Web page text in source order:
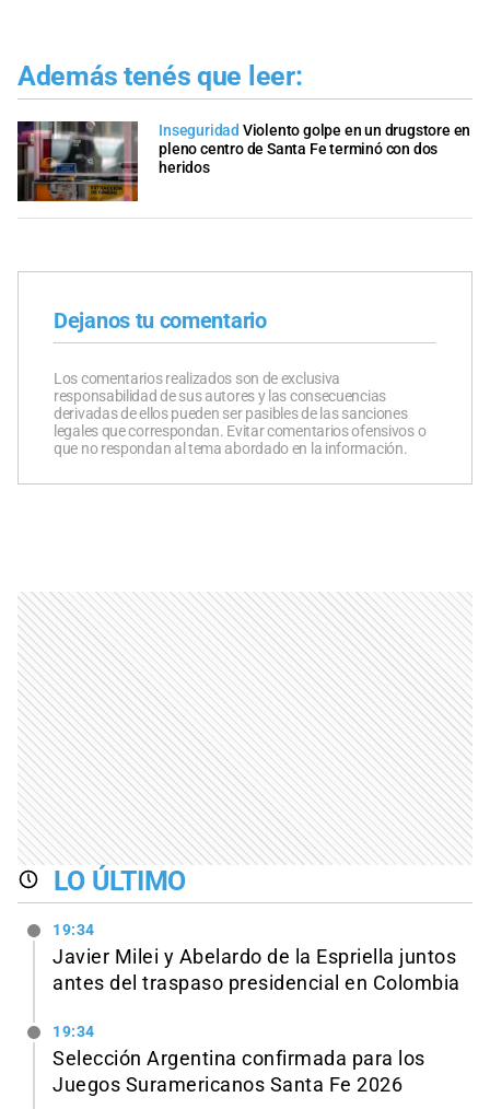
Además tenés que leer:
Inseguridad Violento golpe en un drugstore en
pleno centro de Santa Fe terminó con dos
heridos
Dejanos tu comentario
Los comentarios realizados son de exclusiva
responsabilidad de sus autores y las consecuencias
derivadas de ellos pueden ser pasibles de las sanciones
legales que correspondan. Evitar comentarios ofensivos o
que no respondan al tema abordado en la información.
LO ÚLTIMO
19:34
Javier Milei y Abelardo de la Espriella juntos
antes del traspaso presidencial en Colombia
19:34
Selección Argentina confirmada para los
Juegos Suramericanos Santa Fe 2026